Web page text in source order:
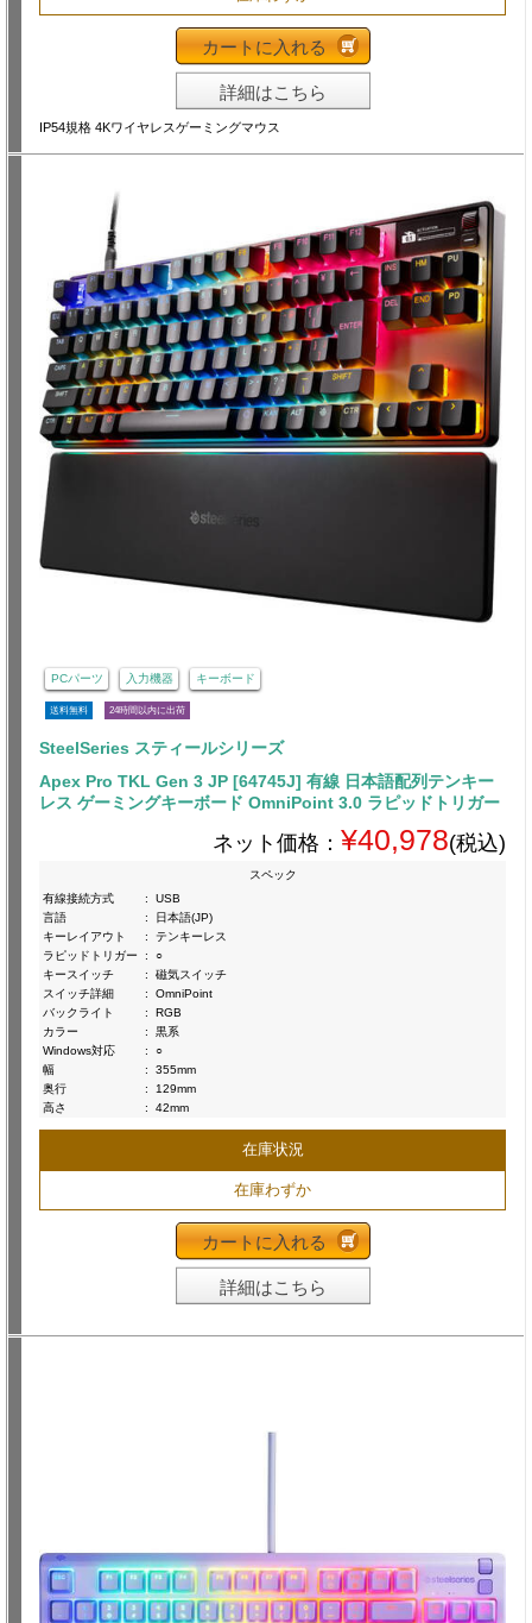
カートに入れる
詳細はこちら
IP54規格 4Kワイヤレスゲーミングマウス
PCパーツ 入力機器 キーボード
送料無料 24時間以内に出荷
SteelSeries スティールシリーズ
Apex Pro TKL Gen 3 JP [64745J] 有線 日本語配列テンキー
レス ゲーミングキーボード OmniPoint 3.0 ラピッドトリガー
ネット価格： ¥40,978(税込)
スペック
有線接続方式
:
USB
言語
:
日本語(JP)
キーレイアウト
:
テンキーレス
ラピッドトリガー
:
○
キースイッチ
:
磁気スイッチ
スイッチ詳細
:
OmniPoint
バックライト
:
RGB
カラー
:
黒系
Windows対応
:
○
幅
:
355mm
奥行
:
129mm
高さ
: 42mm
在庫状況
在庫わずか
カートに入れる
詳細はこちら